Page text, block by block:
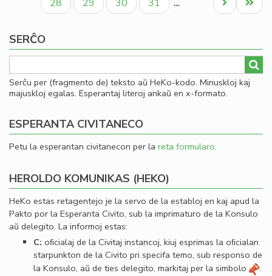
28 29 30 31 …
page
page
SERĈO
Serĉu per (fragmento de) teksto aŭ HeKo-kodo. Minuskloj kaj
majuskloj egalas. Esperantaj literoj ankaŭ en x-formato.
ESPERANTA CIVITANECO
Petu la esperantan civitanecon per la reta formularo.
HEROLDO KOMUNIKAS (HEKO)
HeKo estas retagentejo je la servo de la establoj en kaj apud la
Pakto por la Esperanta Civito, sub la imprimaturo de la Konsulo
aŭ delegito. La informoj estas:
C: oﬁcialaj de la Civitaj instancoj, kiuj esprimas la oﬁcialan
starpunkton de la Civito pri specifa temo, sub responso de
la Konsulo, aŭ de ties delegito, markitaj per la simbolo
.